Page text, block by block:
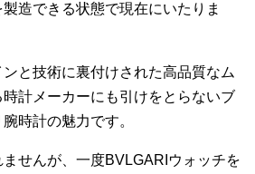
造できる状態で現在にいたりま
と技術に裏付けされた高品質なム
計メーカーにも引けをとらないブ
時計の魅力です。
せんが、一度BVLGARIウォッチを